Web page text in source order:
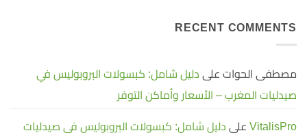
الأفضل
البروبوليس
في
وأماكن
RECENT COMMENTS
مصطفى الحوات على دليل شامل: كبسولات البروبوليس في
صيدليات المغرب – الأسعار وأماكن التوفر
VitalisPro على دليل شامل: كبسولات البروبوليس في صيدليات